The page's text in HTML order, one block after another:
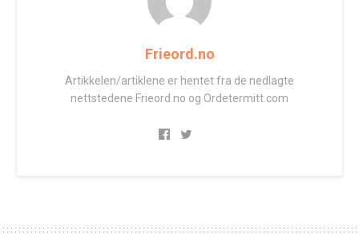
Frieord.no
Artikkelen/artiklene er hentet fra de nedlagte
nettstedene Frieord.no og Ordetermitt.com